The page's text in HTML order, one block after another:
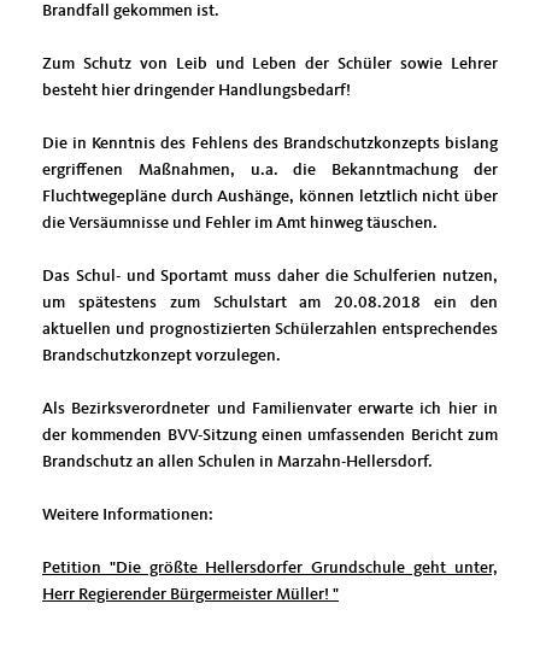
Brandfall gekommen ist.
Zum Schutz von Leib und Leben der Schüler sowie Lehrer
besteht hier dringender Handlungsbedarf!
Die in Kenntnis des Fehlens des Brandschutzkonzepts bislang
ergriffenen Maßnahmen, u.a. die Bekanntmachung der
Fluchtwegepläne durch Aushänge, können letztlich nicht über
die Versäumnisse und Fehler im Amt hinweg täuschen.
Das Schul- und Sportamt muss daher die Schulferien nutzen,
um spätestens zum Schulstart am 20.08.2018 ein den
aktuellen und prognostizierten Schülerzahlen entsprechendes
Brandschutzkonzept vorzulegen.
Als Bezirksverordneter und Familienvater erwarte ich hier in
der kommenden BVV-Sitzung einen umfassenden Bericht zum
Brandschutz an allen Schulen in Marzahn-Hellersdorf.
Weitere Informationen:
Petition "Die größte Hellersdorfer Grundschule geht unter,
Herr Regierender Bürgermeister Müller! "